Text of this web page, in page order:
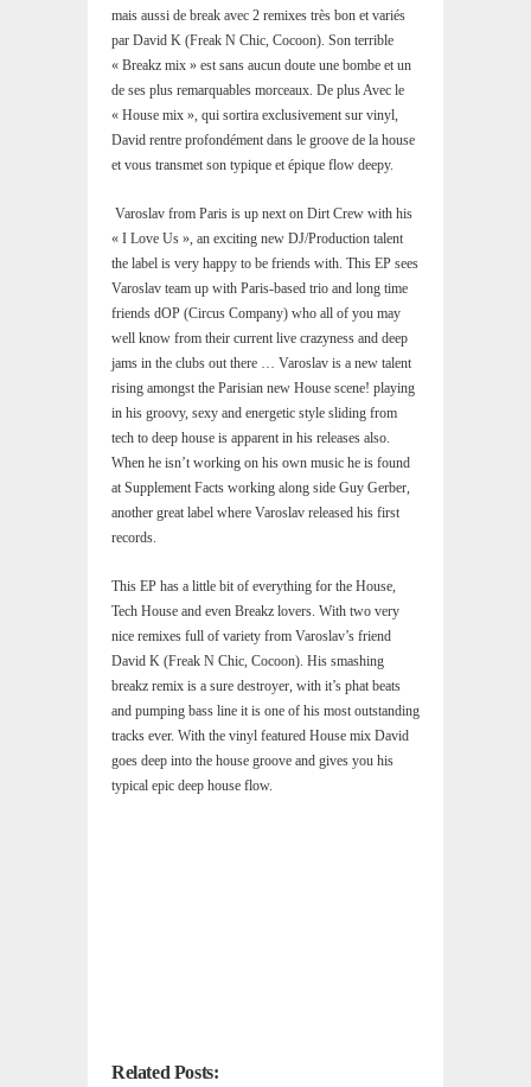
mais aussi de break avec 2 remixes très bon et variés
par David K (Freak N Chic, Cocoon). Son terrible
« Breakz mix » est sans aucun doute une bombe et un
de ses plus remarquables morceaux. De plus Avec le
« House mix », qui sortira exclusivement sur vinyl,
David rentre profondément dans le groove de la house
et vous transmet son typique et épique flow deepy.
Varoslav from Paris is up next on Dirt Crew with his
« I Love Us », an exciting new DJ/Production talent
the label is very happy to be friends with. This EP sees
Varoslav team up with Paris-based trio and long time
friends dOP (Circus Company) who all of you may
well know from their current live crazyness and deep
jams in the clubs out there … Varoslav is a new talent
rising amongst the Parisian new House scene! playing
in his groovy, sexy and energetic style sliding from
tech to deep house is apparent in his releases also.
When he isn’t working on his own music he is found
at Supplement Facts working along side Guy Gerber,
another great label where Varoslav released his first
records.
This EP has a little bit of everything for the House,
Tech House and even Breakz lovers. With two very
nice remixes full of variety from Varoslav’s friend
David K (Freak N Chic, Cocoon). His smashing
breakz remix is a sure destroyer, with it’s phat beats
and pumping bass line it is one of his most outstanding
tracks ever. With the vinyl featured House mix David
goes deep into the house groove and gives you his
typical epic deep house flow.
Related Posts: